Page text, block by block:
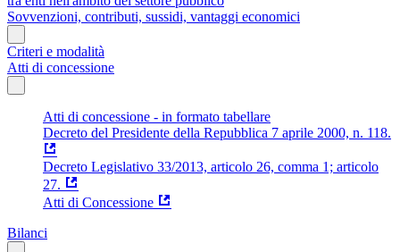
Sovvenzioni, contributi, sussidi, vantaggi economici
Criteri e modalità
Atti di concessione
Atti di concessione - in formato tabellare
Decreto del Presidente della Repubblica 7 aprile 2000, n. 118.
Decreto Legislativo 33/2013, articolo 26, comma 1; articolo
27.
Atti di Concessione
Bilanci